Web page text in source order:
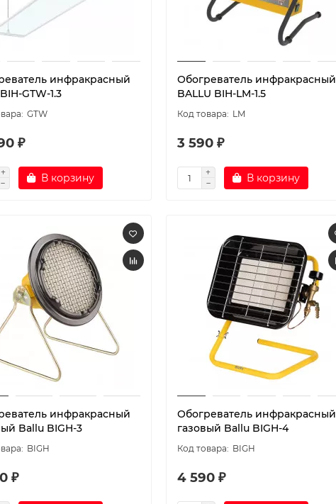
инфракрасный
GTW-1.3
GTW
₽
В корзину
Обогреватель инфракрасный
BALLU BIH-LM-1.5
LM
3 590 ₽
В корзину
инфракрасный
Ballu BIGH-3
BIGH
₽
Обогреватель инфракрасный
газовый Ballu BIGH-4
BIGH
4 590 ₽